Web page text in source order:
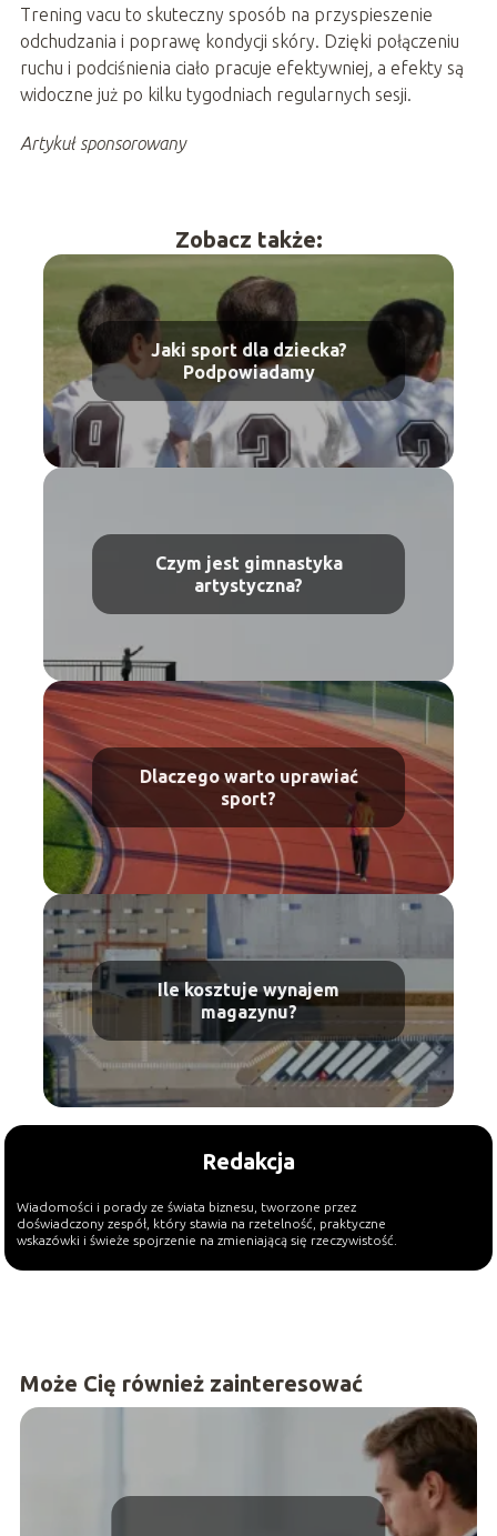
Trening vacu to skuteczny sposób na przyspieszenie
odchudzania i poprawę kondycji skóry. Dzięki połączeniu
ruchu i podciśnienia ciało pracuje efektywniej, a efekty są
widoczne już po kilku tygodniach regularnych sesji.
Artykuł sponsorowany
Zobacz także:
Jaki sport dla dziecka?
Podpowiadamy
Czym jest gimnastyka
artystyczna?
Dlaczego warto uprawiać
sport?
Ile kosztuje wynajem
magazynu?
Redakcja
Wiadomości i porady ze świata biznesu, tworzone przez
doświadczony zespół, który stawia na rzetelność, praktyczne
wskazówki i świeże spojrzenie na zmieniającą się rzeczywistość.
Może Cię również zainteresować